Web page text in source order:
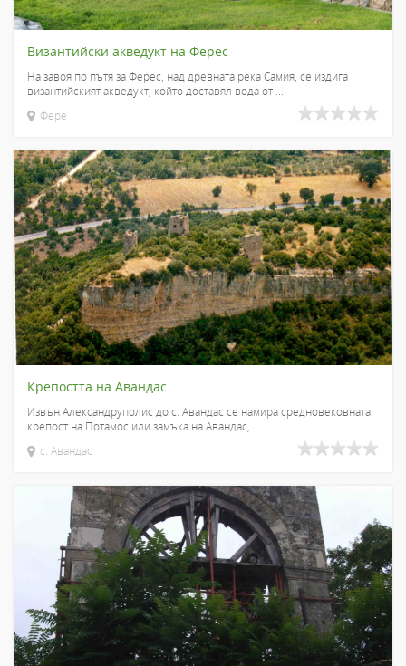
Византийски акведукт на Ферес
На завоя по пътя за Ферес, над древната река Самия, се издига
византийският акведукт, който доставял вода от ...
Фере
Крепостта на Авандас
Извън Александруполис до с. Авандас се намира средновековната
крепост на Потамос или замъка на Авандас, ...
с. Авандас